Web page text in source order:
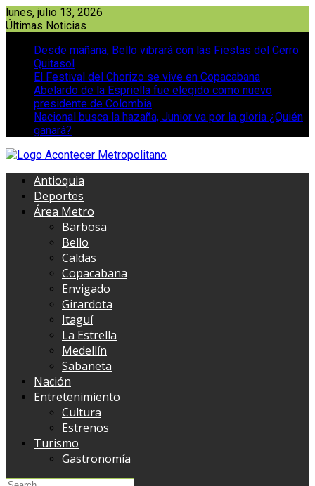
Saltar
al
lunes, julio 13, 2026
Últimas Noticias
Desde mañana, Bello vibrará con las Fiestas del Cerro
Quitasol
El Festival del Chorizo se vive en Copacabana
Abelardo de la Espriella fue elegido como nuevo
presidente de Colombia
Nacional busca la hazaña, Junior va por la gloria ¿Quién
ganará?
Antioquia
Deportes
Área Metro
Barbosa
Bello
Caldas
Copacabana
Envigado
Girardota
Itaguí
La Estrella
Medellín
Sabaneta
Nación
Entretenimiento
Cultura
Estrenos
Turismo
Gastronomía